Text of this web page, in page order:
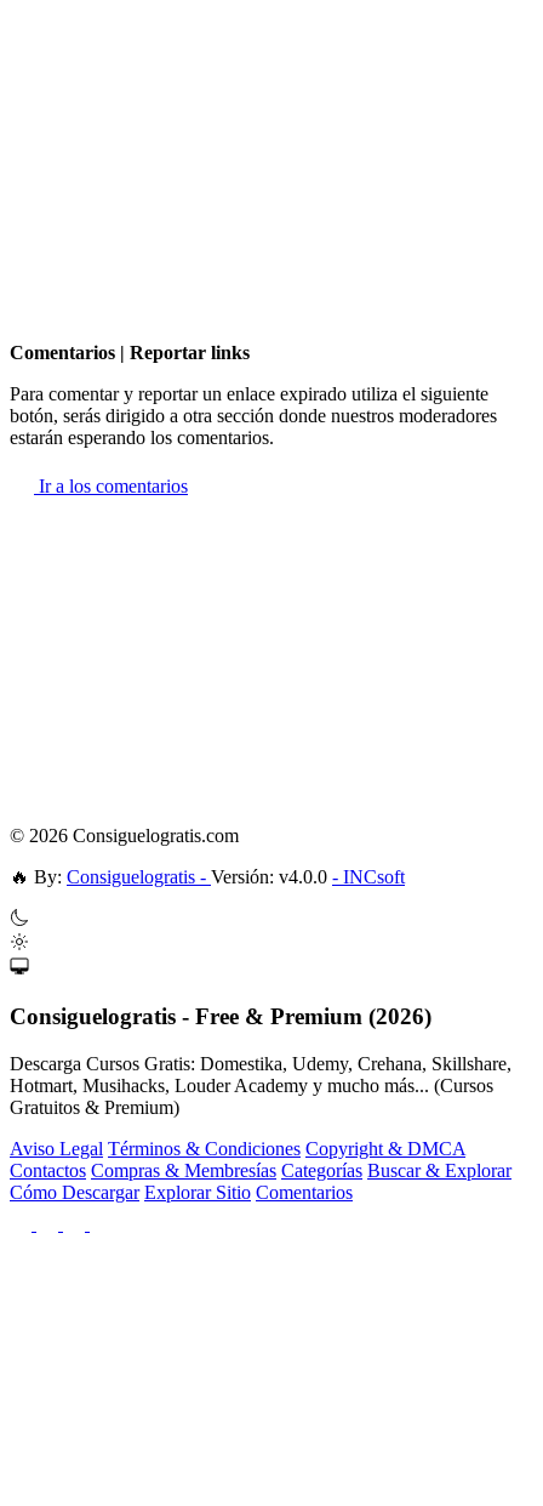
Comentarios | Reportar links
Para comentar y reportar un enlace expirado utiliza el siguiente
botón, serás dirigido a otra sección donde nuestros moderadores
estarán esperando los comentarios.
Ir a los comentarios
© 2026 Consiguelogratis.com
🔥 By: Consiguelogratis - Versión: v4.0.0 - INCsoft
Consiguelogratis - Free & Premium (2026)
Descarga Cursos Gratis: Domestika, Udemy, Crehana, Skillshare,
Hotmart, Musihacks, Louder Academy y mucho más... (Cursos
Gratuitos & Premium)
Aviso Legal Términos & Condiciones Copyright & DMCA
Contactos Compras & Membresías Categorías Buscar & Explorar
Cómo Descargar Explorar Sitio Comentarios